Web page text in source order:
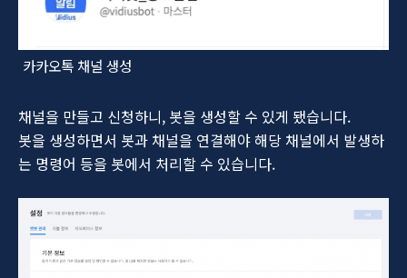
카카오톡 채널 생성
채널을 만들고 신청하니, 봇을 생성할 수 있게 됐습니다.
봇을 생성하면서 봇과 채널을 연결해야 해당 채널에서 발생하
는 명령어 등을 봇에서 처리할 수 있습니다.